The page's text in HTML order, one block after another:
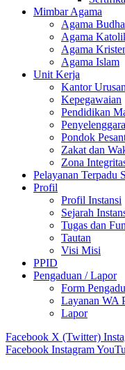
Mimbar Agama
Agama Budha
Agama
Agama
Agama Islam
Unit Kerja
Kantor
Kepegawaian
Pendidikan
Pondok
Zakat dan
Zona
Pelayanan Terpadu
Profil
Profil Instansi
Sejarah
Tugas dan
Tautan
Visi Misi
PPID
Pengaduan / Lapor
Form
Layanan WA
Lapor
Facebook X (Twitter)
Facebook Instagram